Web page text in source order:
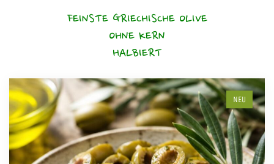
FEINSTE GRIECHISCHE OLIVE
OHNE KERN
HALBIERT
NEU